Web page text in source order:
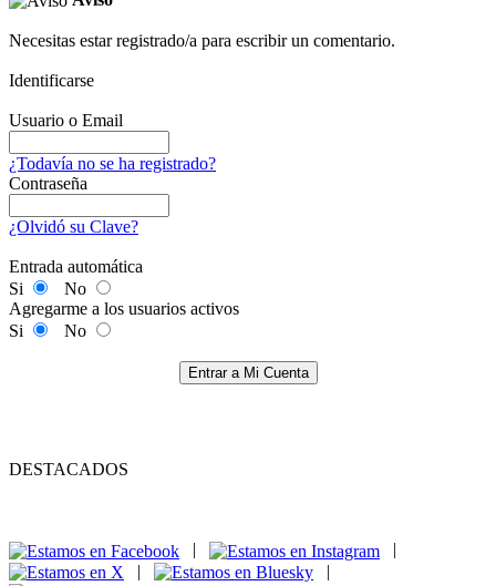
Necesitas estar registrado/a para escribir un comentario.
Identificarse
Usuario o Email
¿Todavía no se ha registrado?
Contraseña
¿Olvidó su Clave?
Entrada automática
Si
No
Agregarme a los usuarios activos
Si
No
Entrar a Mi Cuenta
DESTACADOS
|
|